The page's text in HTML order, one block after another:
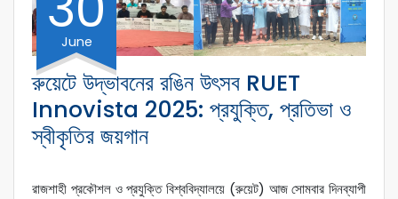
June
রুয়েটে উদ্ভাবনের রঙিন উৎসব RUET
Innovista 2025: প্রযুক্তি, প্রতিভা ও
স্বীকৃতির জয়গান
রাজশাহী প্রকৌশল ও প্রযুক্তি বিশ্ববিদ্যালয়ে (রুয়েট) আজ সোমবার দিনব্যাপী